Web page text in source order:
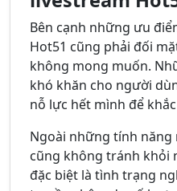
Bên cạnh những ưu
Hot51 cũng phải đối
không mong muốn.
khó khăn cho người
nỗ lực hết mình để
Ngoài những tính
cũng không tránh khỏi
đặc biệt là tình trạng